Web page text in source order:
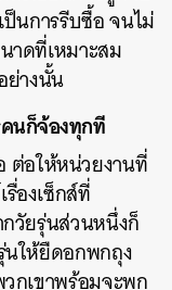
นการรีบซื้อ จนไม่
าดที่เหมาะสม
ย่างนั้น
คนก็จ้องทุกที
ต่อให้หน่วยงานที่
องเซ็กส์ที่
วัยรุ่นส่วนหนึ่งก็
นให้ยืดอกพกถุง
กเขาพร้อมจะพก